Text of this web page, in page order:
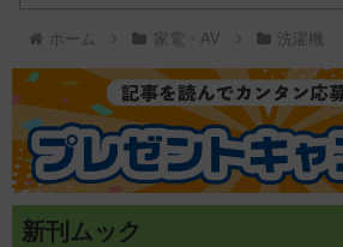
ホーム 家電・AV 洗濯機
新刊ムック